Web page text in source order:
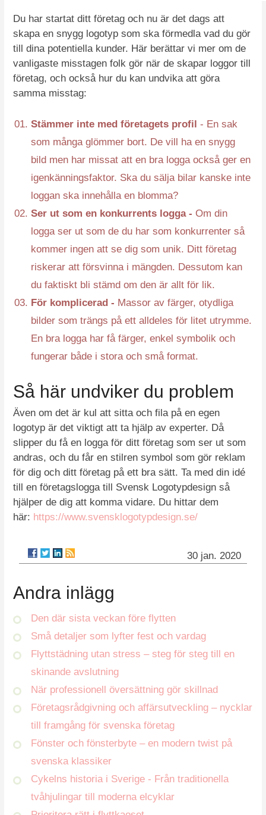
Du har startat ditt företag och nu är det dags att
skapa en snygg logotyp som ska förmedla vad du gör
till dina potentiella kunder. Här berättar vi mer om de
vanligaste misstagen folk gör när de skapar loggor till
företag, och också hur du kan undvika att göra
samma misstag:
Stämmer inte med företagets profil - En sak
som många glömmer bort. De vill ha en snygg
bild men har missat att en bra logga också ger en
igenkänningsfaktor. Ska du sälja bilar kanske inte
loggan ska innehålla en blomma?
Ser ut som en konkurrents logga - Om din
logga ser ut som de du har som konkurrenter så
kommer ingen att se dig som unik. Ditt företag
riskerar att försvinna i mängden. Dessutom kan
du faktiskt bli stämd om den är allt för lik.
För komplicerad - Massor av färger, otydliga
bilder som trängs på ett alldeles för litet utrymme.
En bra logga har få färger, enkel symbolik och
fungerar både i stora och små format.
Så här undviker du problem
Även om det är kul att sitta och fila på en egen
logotyp är det viktigt att ta hjälp av experter. Då
slipper du få en logga för ditt företag som ser ut som
andras, och du får en stilren symbol som gör reklam
för dig och ditt företag på ett bra sätt. Ta med din idé
till en företagslogga till Svensk Logotypdesign så
hjälper de dig att komma vidare. Du hittar dem
här: https://www.svensklogotypdesign.se/
30 jan. 2020
Andra inlägg
Den där sista veckan före flytten
Små detaljer som lyfter fest och vardag
Flyttstädning utan stress – steg för steg till en
skinande avslutning
När professionell översättning gör skillnad
Företagsrådgivning och affärsutveckling – nycklar
till framgång för svenska företag
Fönster och fönsterbyte – en modern twist på
svenska klassiker
Cykelns historia i Sverige - Från traditionella
tvåhjulingar till moderna elcyklar